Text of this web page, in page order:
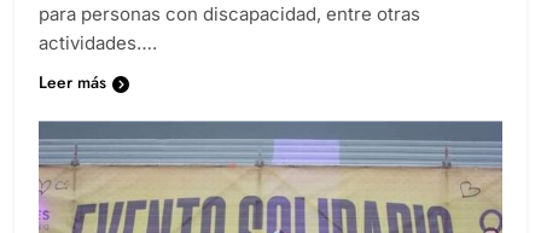
para personas con discapacidad, entre otras
actividades….
Leer más